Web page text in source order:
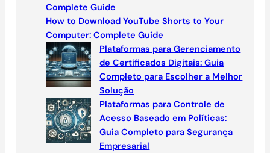
Complete Guide
How to Download YouTube Shorts to Your
Computer: Complete Guide
Plataformas para Gerenciamento
de Certificados Digitais: Guia
Completo para Escolher a Melhor
Solução
Plataformas para Controle de
Acesso Baseado em Políticas:
Guia Completo para Segurança
Empresarial